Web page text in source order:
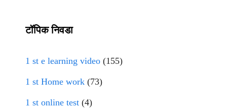
टॉपिक निवडा
1 st e learning video (155)
1 st Home work (73)
1 st online test (4)